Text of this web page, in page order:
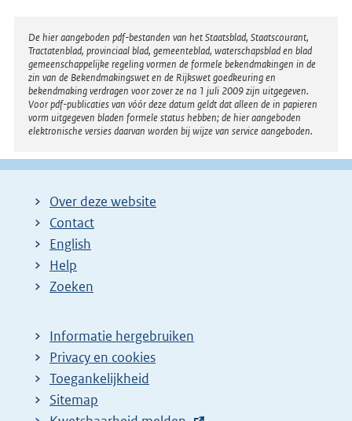
Disclaimer
De hier aangeboden pdf-bestanden van het Staatsblad, Staatscourant,
Tractatenblad, provinciaal blad, gemeenteblad, waterschapsblad en blad
gemeenschappelijke regeling vormen de formele bekendmakingen in de
zin van de Bekendmakingswet en de Rijkswet goedkeuring en
bekendmaking verdragen voor zover ze na 1 juli 2009 zijn uitgegeven.
Voor pdf-publicaties van vóór deze datum geldt dat alleen de in papieren
vorm uitgegeven bladen formele status hebben; de hier aangeboden
elektronische versies daarvan worden bij wijze van service aangeboden.
Over deze website
Contact
English
Help
Zoeken
Informatie hergebruiken
Privacy en cookies
Toegankelijkheid
Sitemap